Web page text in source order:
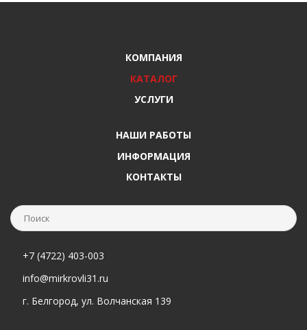
КОМПАНИЯ
КАТАЛОГ
УСЛУГИ
НАШИ РАБОТЫ
ИНФОРМАЦИЯ
КОНТАКТЫ
+7 (4722) 403-003
info@mirkrovli31.ru
г. Белгород, ул. Волчанская 139